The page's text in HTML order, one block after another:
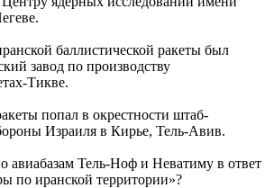
баллистической ракеты был
завод по производству
Тикве.
попал в окрестности штаб-
Израиля в Кирье, Тель-Авив.
авиабазам Тель-Ноф и Неватиму в ответ
по иранской территории»?